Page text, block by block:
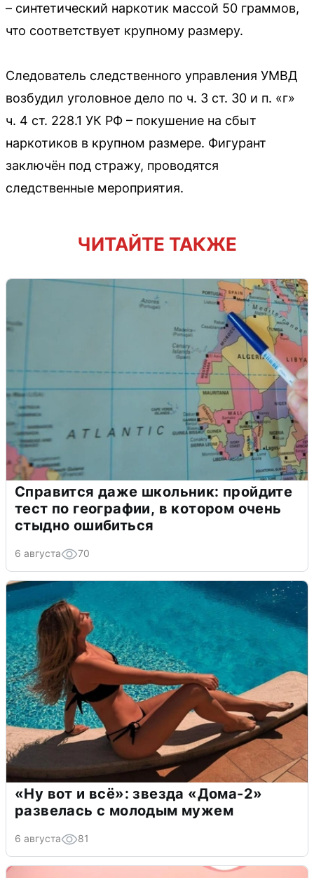
– синтетический наркотик массой 50 граммов,
что соответствует крупному размеру.
Следователь следственного управления УМВД
возбудил уголовное дело по ч. 3 ст. 30 и п. «г»
ч. 4 ст. 228.1 УК РФ – покушение на сбыт
наркотиков в крупном размере. Фигурант
заключён под стражу, проводятся
следственные мероприятия.
ЧИТАЙТЕ ТАКЖЕ
Справится даже школьник: пройдите
тест по географии, в котором очень
стыдно ошибиться
6 августа 70
«Ну вот и всё»: звезда «Дома-2»
развелась с молодым мужем
6 августа 81